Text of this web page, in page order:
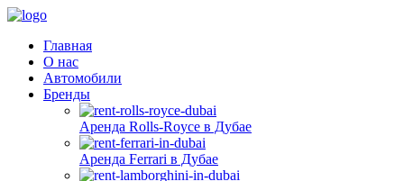
Главная
О нас
Автомобили
Бренды
Аренда Rolls-Royce в Дубае
Аренда Ferrari в Дубае